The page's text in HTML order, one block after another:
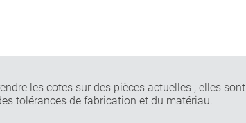
les cotes sur des pièces actuelles ; elles sont
tolérances de fabrication et du matériau.